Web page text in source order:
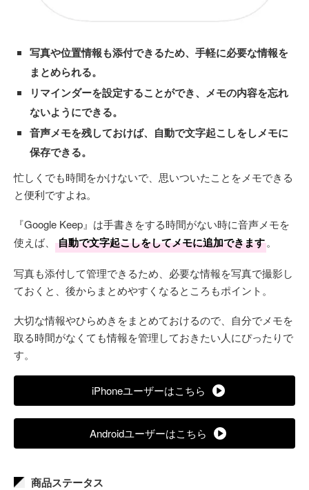
写真や位置情報も添付できるため、手軽に必要な情報を
まとめられる。
リマインダーを設定することができ、メモの内容を忘れ
ないようにできる。
音声メモを残しておけば、自動で文字起こしをしメモに
保存できる。
忙しくでも時間をかけないで、思いついたことをメモできる
と便利ですよね。
『Google Keep』は手書きをする時間がない時に音声メモを
使えば、
自動で文字起こしをしてメモに追加できます。
写真も添付して管理できるため、必要な情報を写真で撮影し
ておくと、後からまとめやすくなるところもポイント。
大切な情報やひらめきをまとめておけるので、自分でメモを
取る時間がなくても情報を管理しておきたい人にぴったりで
す。
iPhoneユーザーはこちら
Androidユーザーはこちら
商品ステータス